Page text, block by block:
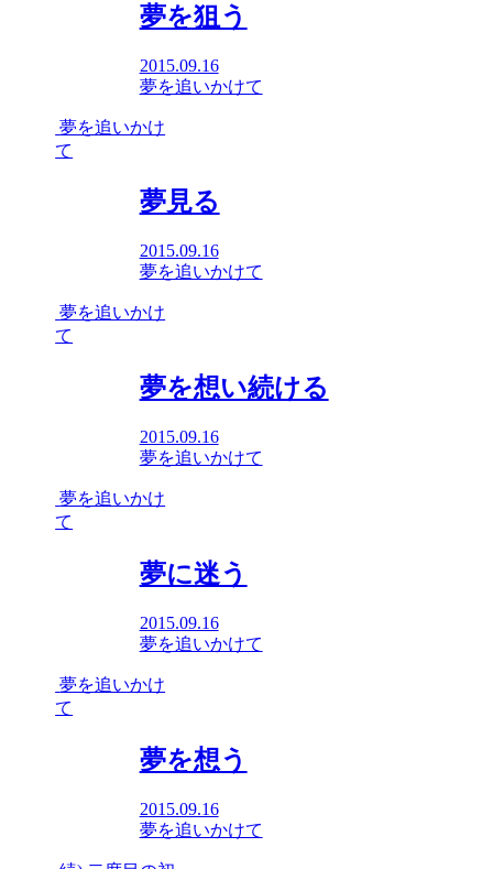
夢を狙う
2015.09.16
夢を追いかけて
夢を追いかけ
て
夢見る
2015.09.16
夢を追いかけて
夢を追いかけ
て
夢を想い続ける
2015.09.16
夢を追いかけて
夢を追いかけ
て
夢に迷う
2015.09.16
夢を追いかけて
夢を追いかけ
て
夢を想う
2015.09.16
夢を追いかけて